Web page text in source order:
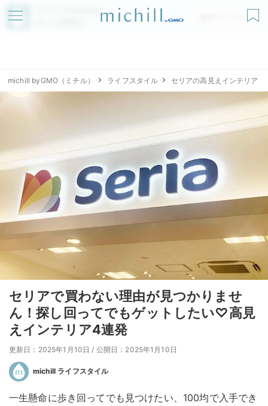
アプリでmichillが
無料ダウンロード
michill byGMO（ミチル） ライフスタイル セリアの高見えインテリア
セリアで買わない理由が見つかりませ
ん！探し回ってでもゲットしたい♡高見
えインテリア4連発
更新日：2025年1月10日 / 公開日：2025年1月10日
michill ライフスタイル
一生懸命に歩き回ってでも見つけたい、100均で入手でき